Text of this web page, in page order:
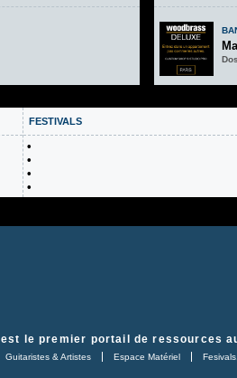
FESTIVALS
•
•
•
•
est le premier portail de ressources
Guitaristes & Artistes Espace Matériel